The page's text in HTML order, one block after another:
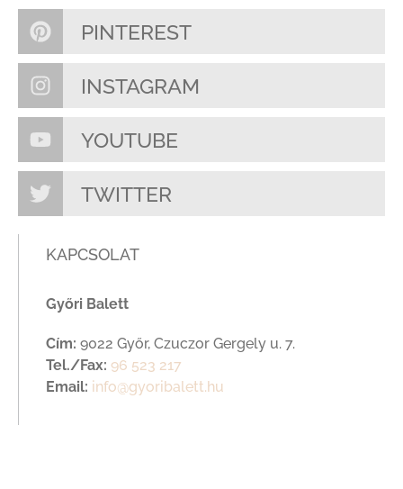
PINTEREST
INSTAGRAM
YOUTUBE
TWITTER
KAPCSOLAT
Győri Balett
Cím: 9022 Győr, Czuczor Gergely u. 7.
Tel./Fax: 96 523 217
Email: info@gyoribalett.hu